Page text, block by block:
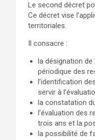
Le second décret
Ce décret vise
territoriales.
Il consacre :
la désignation
périodique des
l’identification
servir à
la constatation
l’évaluation des
trois ans et la
la possibilité de